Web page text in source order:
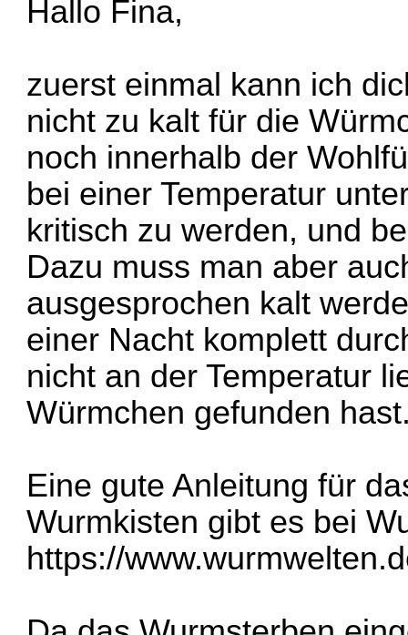
Hallo Fina,
zuerst einmal kann ich
nicht zu kalt für die
noch innerhalb der
bei einer Temperatur
kritisch zu werden, und
Dazu muss man aber
ausgesprochen kalt
einer Nacht komplett
nicht an der Temperatur
Würmchen gefunden
Eine gute Anleitung für
Wurmkisten gibt es bei
https://